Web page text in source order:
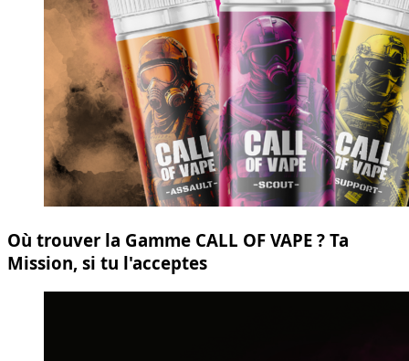
Où trouver la Gamme CALL OF VAPE ? Ta
Mission, si tu l'acceptes